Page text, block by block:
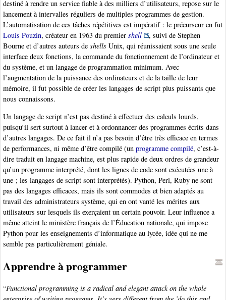
destiné à rendre un service fiable à des milliers d’utilisateurs, repose sur le
lancement à intervalles réguliers de multiples programmes de gestion.
L’automatisation de ces tâches répétitives est impératif : le précurseur en fut
Louis Pouzin, créateur en 1963 du premier shell
, suivi de Stephen
Bourne et d’autres auteurs de shells Unix, qui réunissaient sous une seule
interface deux fonctions, la commande du fonctionnement de l’ordinateur et
du système, et un langage de programmation minimum. Avec
l’augmentation de la puissance des ordinateurs et de la taille de leur
mémoire, il fut possible de créer les langages de script plus puissants que
nous connaissons.
Un langage de script n’est pas destiné à effectuer des calculs lourds,
puisqu’il sert surtout à lancer et à ordonnancer des programmes écrits dans
d’autres langages. De ce fait il n’a pas besoin d’être très efficace en termes
de performances, ni même d’être compilé (un programme compilé, c’est-à-
dire traduit en langage machine, est plus rapide de deux ordres de grandeur
qu’un programme interprété, dont les lignes de code sont exécutées une à
une ; les langages de script sont interprétés). Python, Perl, Ruby ne sont
pas des langages efficaces, mais ils sont commodes et bien adaptés au
travail des administrateurs système, qui en ont vanté les mérites aux
utilisateurs sur lesquels ils exerçaient un certain pouvoir. Leur influence a
même atteint le ministère français de l’Éducation nationale, qui impose
Python pour les enseignements d’informatique au lycée, idée qui ne me
semble pas particulièrement géniale.
Apprendre à programmer
“Functional programming is a radical and elegant attack on the whole